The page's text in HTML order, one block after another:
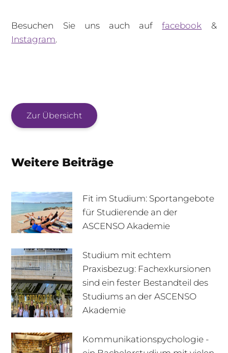
Besuchen Sie uns auch auffacebook &
Instagram.
Zur Übersicht
Weitere Beiträge
Fit im Studium: Sportangebote
für Studierende an der
ASCENSO Akademie
Studium mit echtem
Praxisbezug: Fachexkursionen
sind ein fester Bestandteil des
Studiums an der ASCENSO
Akademie
Kommunikationspychologie -